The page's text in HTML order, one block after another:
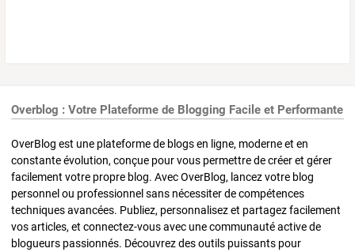
Overblog : Votre Plateforme de Blogging Facile et Performante
OverBlog est une plateforme de blogs en ligne, moderne et en
constante évolution, conçue pour vous permettre de créer et gérer
facilement votre propre blog. Avec OverBlog, lancez votre blog
personnel ou professionnel sans nécessiter de compétences
techniques avancées. Publiez, personnalisez et partagez facilement
vos articles, et connectez-vous avec une communauté active de
blogueurs passionnés. Découvrez des outils puissants pour